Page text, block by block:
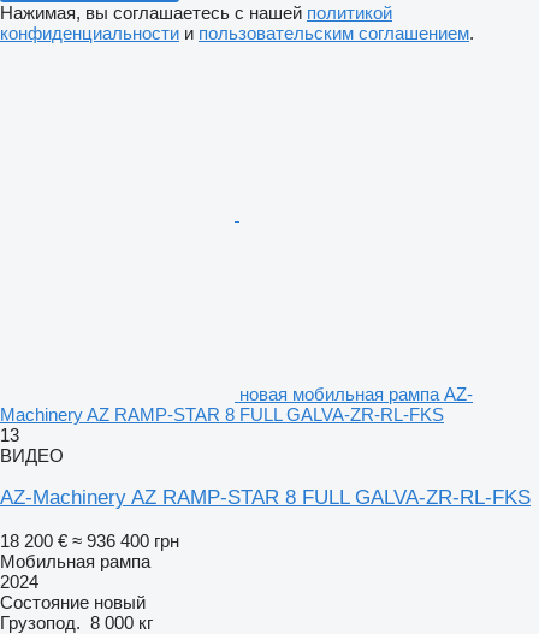
Нажимая, вы соглашаетесь с нашей политикой
конфиденциальности и пользовательским соглашением.
новая мобильная рампа AZ-
Machinery AZ RAMP-STAR 8 FULL GALVA-ZR-RL-FKS
13
ВИДЕО
AZ-Machinery AZ RAMP-STAR 8 FULL GALVA-ZR-RL-FKS
18 200 € ≈ 936 400 грн
Мобильная рампа
2024
Состояние новый
Грузопод. 8 000 кг